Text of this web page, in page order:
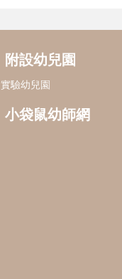
附設幼兒園
實驗幼兒園
小袋鼠幼師網